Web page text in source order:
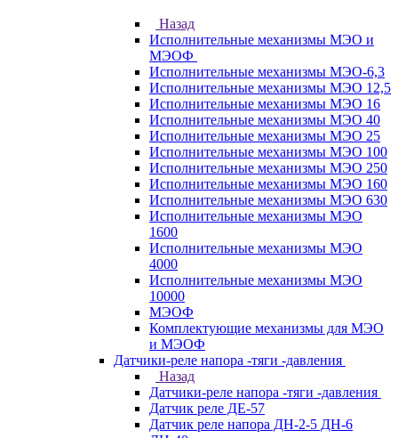
Назад
Исполнительные механизмы МЭО и
МЭОФ
Исполнительные механизмы МЭО-6,3
Исполнительные механизмы МЭО 12,5
Исполнительные механизмы МЭО 16
Исполнительные механизмы МЭО 40
Исполнительные механизмы МЭО 25
Исполнительные механизмы МЭО 100
Исполнительные механизмы МЭО 250
Исполнительные механизмы МЭО 160
Исполнительные механизмы МЭО 630
Исполнительные механизмы МЭО
1600
Исполнительные механизмы МЭО
4000
Исполнительные механизмы МЭО
10000
МЭОФ
Комплектующие механизмы для МЭО
и МЭОФ
Датчики-реле напора -тяги -давления
Назад
Датчики-реле напора -тяги -давления
Датчик реле ДЕ-57
Датчик реле напора ДН-2-5 ДН-6